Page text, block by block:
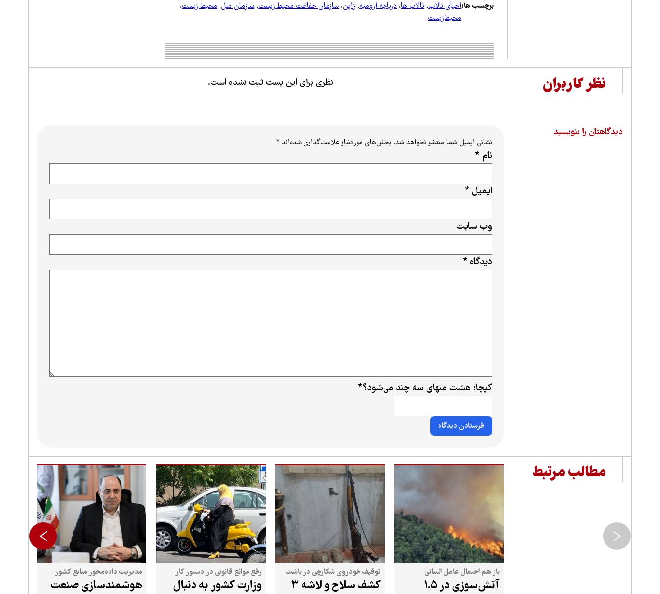
برچسب ها:احیای تالاب،تالاب ها،دریاچه ارومیه،ژاپن،سازمان حفاظت محیط زیست،سازمان ملل،محیط زیست،
محیط‌زیست
نظر کاربران نظری برای این پست ثبت نشده است.
دیدگاهتان را بنویسید
نشانی ایمیل شما منتشر نخواهد شد. بخش‌های موردنیاز علامت‌گذاری شده‌اند*
دیدگاه *
نام *
ایمیل *
وب‌ سایت
کپچا: هشت منهای سه چند می‌شود؟*
مطالب مرتبط
باز هم احتمال عامل انسانی
آتش‌سوزی در ۱.۵
توقیف خودروی شکارچی در باشت
کشف سلاح و لاشه ۳
رفع موانع قانونی در دستور کار
وزارت کشور به دنبال
مدیریت داده‌محور منابع کشور
هوشمندسازی صنعت